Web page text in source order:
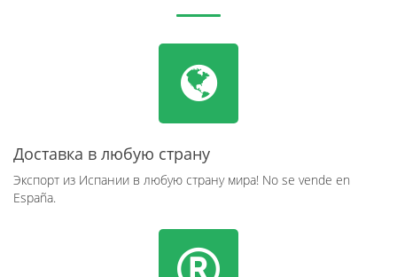
Доставка в любую страну
Экспорт из Испании в любую страну мира! No se vende en
España.